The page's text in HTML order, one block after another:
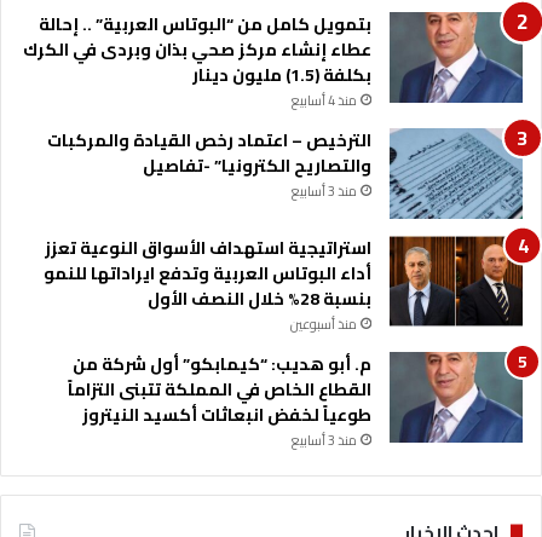
ذ
ا
ل
م
ر
ح
ل
ة
ا
ل
أ
و
ل
ى
م
م
ش
ر
و
ع
بتمويل كامل من “البوتاس العربية” .. إحالة
عطاء إنشاء مركز صحي بذان وبردى في الكرك
بكلفة (1.5) مليون دينار
منذ 4 أسابيع
الترخيص – اعتماد رخص القيادة والمركبات
والتصاريح الكترونيا” -تفاصيل
منذ 3 أسابيع
استراتيجية استهداف الأسواق النوعية تعزز
أداء البوتاس العربية وتدفع ايراداتها للنمو
بنسبة 28% خلال النصف الأول
منذ أسبوعين
م. أبو هديب: “كيمابكو” أول شركة من
القطاع الخاص في المملكة تتبنى التزاماً
طوعياً لخفض انبعاثات أكسيد النيتروز
منذ 3 أسابيع